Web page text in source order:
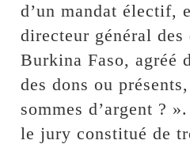
d’un mandat électif,
directeur général des
Burkina Faso, agréé
des dons ou
sommes d’argent ?
le jury constitué de